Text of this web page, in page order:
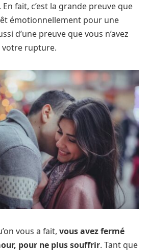
fait, c’est la grande preuve que
émotionnellement pour une
d’une preuve que vous n’avez
votre rupture.
vous a fait, vous avez fermé
pour ne plus souffrir. Tant que